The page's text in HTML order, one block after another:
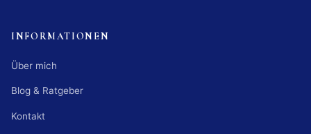
INFORMATIONEN
Über mich
Blog & Ratgeber
Kontakt